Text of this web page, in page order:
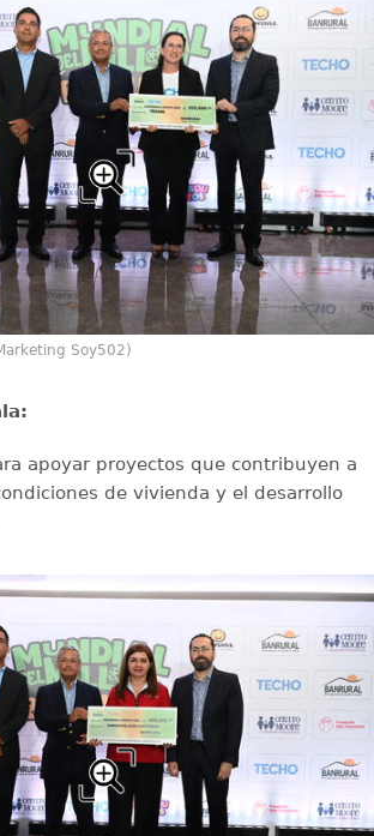
Soy502)
apoyar proyectos que contribuyen a
de vivienda y el desarrollo